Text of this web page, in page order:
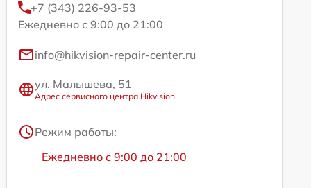
+7 (343) 226-93-53
Ежедневно с 9:00 до 21:00
info@hikvision-repair-center.ru
ул. Малышева, 51
Адрес сервисного центра Hikvision
Режим работы:
Ежедневно с 9:00 до 21:00